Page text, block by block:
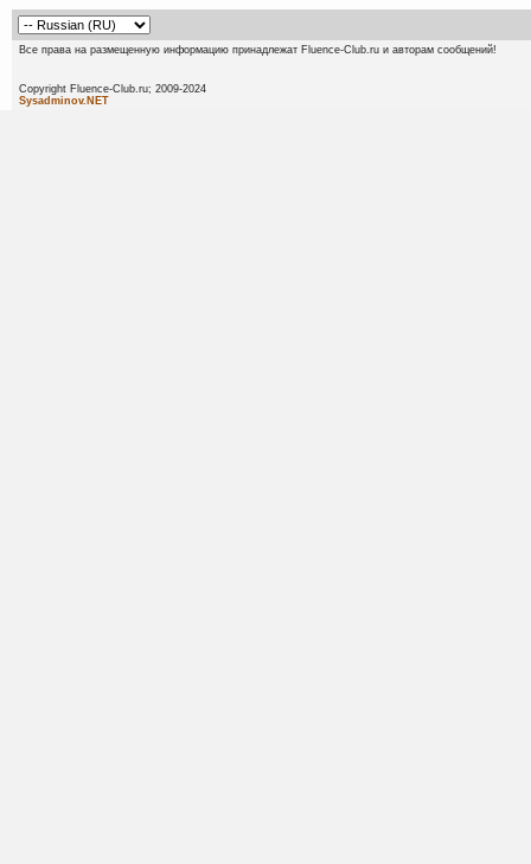
Все права на размещенную информацию принадлежат Fluence-Club.ru и авторам сообщений!
Copyright Fluence-Club.ru;
Sysadminov.NET